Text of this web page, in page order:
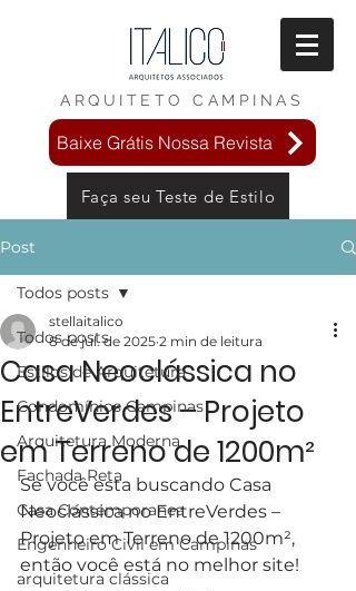
ARQUITETO CAMPINAS
Baixe Grátis Nossa Revista
Faça seu Teste de Estilo
Post
Todos posts
Estilos de Arquitetura
Condomínios Campinas
Arquitetura Moderna
Fachada Reta
Casa Contemporanea
Engenheiro Civil em Campinas
arquitetura clássica
Todos posts
Casa Neoclássica no
EntreVerdes – Projeto
em Terreno de 1200m²
stellaitalico
8 de jul. de 2025 2 min de leitura
Se você esta buscando Casa
Neoclássica no EntreVerdes –
Projeto em Terreno de 1200m²,
então você está no melhor site!